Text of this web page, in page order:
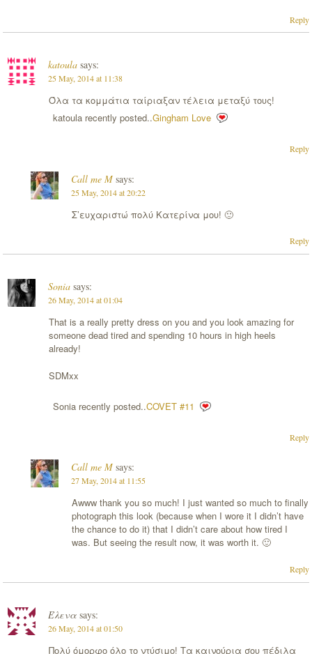
Reply
katoula says:
25 May, 2014 at 11:38
Όλα τα κομμάτια ταίριαξαν τέλεια μεταξύ τους!
katoula recently posted..Gingham Love
Reply
Call me M says:
25 May, 2014 at 20:22
Σ’ευχαριστώ πολύ Κατερίνα μου! 🙂
Reply
Sonia says:
26 May, 2014 at 01:04
That is a really pretty dress on you and you look amazing for
someone dead tired and spending 10 hours in high heels
already!
SDMxx
Sonia recently posted..COVET #11
Reply
Call me M says:
27 May, 2014 at 11:55
Awww thank you so much! I just wanted so much to finally
photograph this look (because when I wore it I didn’t have
the chance to do it) that I didn’t care about how tired I
was. But seeing the result now, it was worth it. 🙂
Reply
Έλενα says:
26 May, 2014 at 01:50
Πολύ όμορφο όλο το ντύσιμο! Τα καινούρια σου πέδιλα